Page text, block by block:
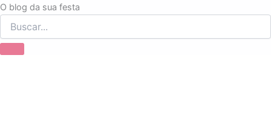
O blog da sua festa
Ir
para
o